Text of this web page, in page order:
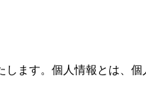
ます。個人情報とは、